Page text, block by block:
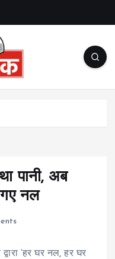
पानी, अब
नल
‘हर घर नल, हर घर